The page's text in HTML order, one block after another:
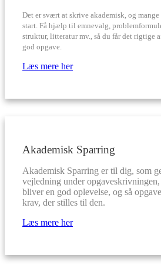
Det er svært at skrive akademisk, og
start. Få hjælp til emnevalg,
struktur, litteratur mv., så du får det rigtige
god opgave.
Læs mere her
Akademisk Sparring
Akademisk Sparring er til dig, som
vejledning under opgaveskrivningen,
bliver en god oplevelse, og så
krav, der stilles til den.
Læs mere her